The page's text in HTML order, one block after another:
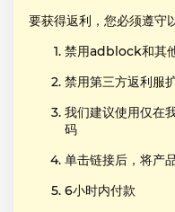
要获得返利，您必须遵守
禁用adblock和其
禁用第三方返利服
我们建议使用仅在
码
单击链接后，将产
6小时内付款